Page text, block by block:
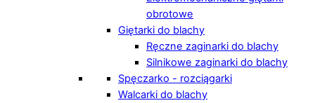
obrotowe
Giętarki do blachy
Ręczne zaginarki do blachy
Silnikowe zaginarki do blachy
Spęczarko - rozciągarki
Walcarki do blachy